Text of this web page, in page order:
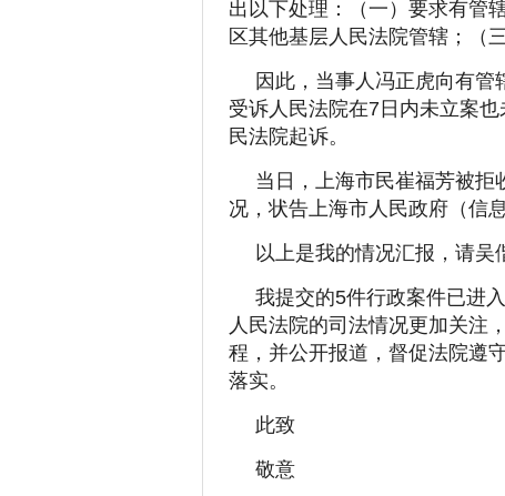
出以下处理：（一）要求有管
区其他基层人民法院管辖；（
因此，当事人冯正虎向有管
受诉人民法院在7日内未立案
民法院起诉。
当日，上海市民崔福芳被
况，状告上海市人民政府（信
以上是我的情况汇报，请吴
我提交的5件行政案件已进
人民法院的司法情况更加关注
程，并公开报道，督促法院遵
落实。
此致
敬意